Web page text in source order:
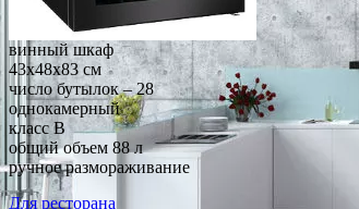
винный шкаф
43x48x83 см
число бутылок – 28
однокамерный
класс B
общий объем 88 л
ручное размораживание
Для ресторана